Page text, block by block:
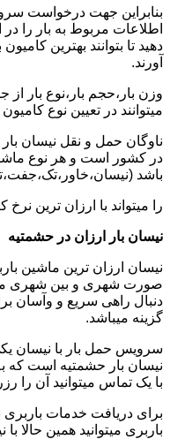
بنابراین جهت درخواست
اطلاعات مربوط به بار را
دهید تا بتوانند بهترین
آورند.
وزن بار،حجم بار،نوع بار
میتوانند در تعیین نوع
ناوگان حمل و نقل نیسان
در کشور است و هر نوع
باشد
را میتواند با ارزان ترین نرخ
نیسان بار ارزان در حشمتیه
نیسان ارزان ترین ماشین
صورت شهری و بین شهری
دنبال راهی سریع و وآسان
گزینه میباشد.
سرویس حمل بار با نیسان
نیسان بار حشمتیه است که
با یک تماس میتوانید آن را
برای دریافت خدمات باربری
باربری میتوانید همین حالا